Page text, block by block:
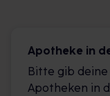
Apotheke in
Bitte gib
Apotheken in